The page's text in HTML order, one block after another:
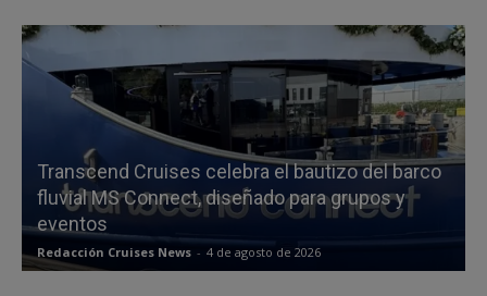
Transcend Cruises celebra el bautizo del barco
fluvial MS Connect, diseñado para grupos y
eventos
Redacción Cruises News - 4 de agosto de 2026